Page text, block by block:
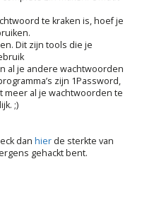
te kraken is, hoef je
Dit zijn tools die je
al je andere wachtwoorden
zijn 1Password,
meer al je wachtwoorden te
;)
dan hier de sterkte van
gehackt bent.